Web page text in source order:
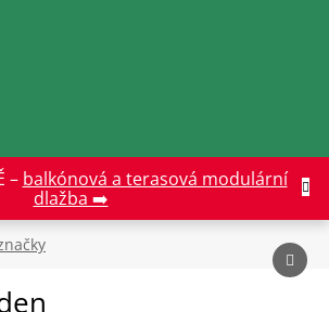
– balkónová a terasová modulární
dlažba ➡️